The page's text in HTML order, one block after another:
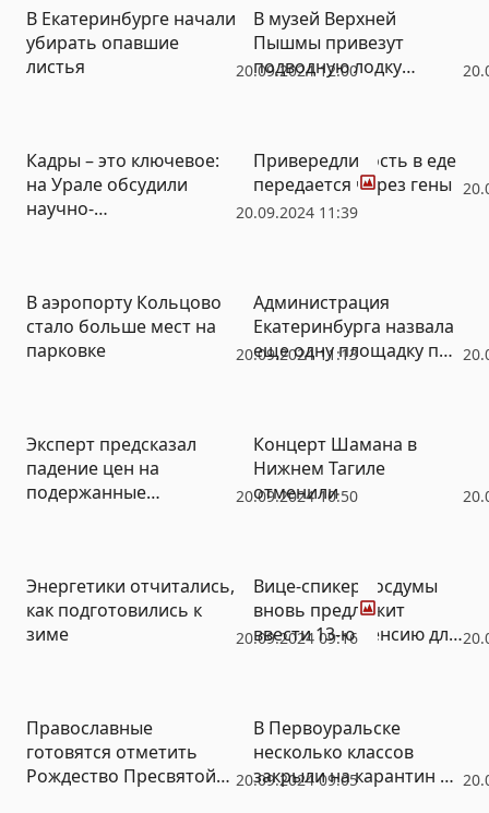
20.09.2024 12:00
В Екатеринбурге начали
убирать опавшие
листья
В музей Верхней
Пышмы привезут
подводную лодку
20.09.2024 11:39
Кадры – это ключевое:
на Урале обсудили
научно-
Фото
Привередливость в еде
передается через гены
20.09.2024 11:13
В аэропорту Кольцово
стало больше мест на
парковке
Администрация
Екатеринбурга назвала
еще одну площадку под
20.09.2024 10:50
Эксперт предсказал
падение цен на
подержанные
Концерт Шамана в
Нижнем Тагиле
отменили
20.09.2024 09:16
Энергетики отчитались,
как подготовились к
зиме
Фото
Вице-спикер Госдумы
вновь предложит
ввести 13-ю пенсию для
20.09.2024 09:05
Православные
готовятся отметить
Рождество Пресвятой
В Первоуральске
несколько классов
закрыли на карантин по